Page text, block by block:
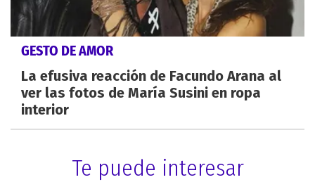
GESTO DE AMOR
La efusiva reacción de Facundo Arana al
ver las fotos de María Susini en ropa
interior
Te puede interesar